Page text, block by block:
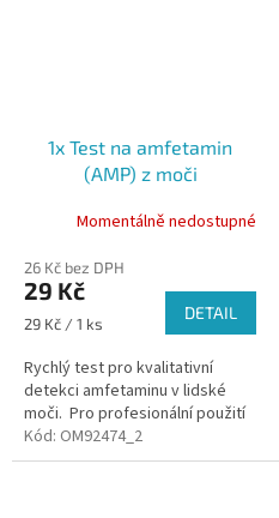
1x Test na amfetamin
(AMP) z moči
Momentálně nedostupné
26 Kč bez DPH
29 Kč
Měrná
29 Kč / 1 ks
DETAIL
Rychlý test pro kvalitativní
detekci amfetaminu v lidské
moči. Pro profesionální použití
Kód: OM92474_2